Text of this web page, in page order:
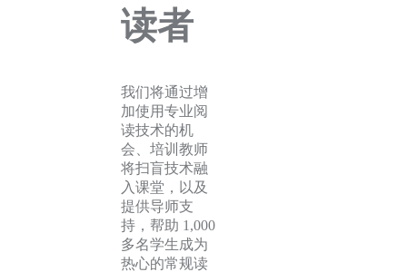
读者
我们将通过增
加使用专业阅
读技术的机
会、培训教师
将扫盲技术融
入课堂，以及
提供导师支
持，帮助 1,000
多名学生成为
热心的常规读